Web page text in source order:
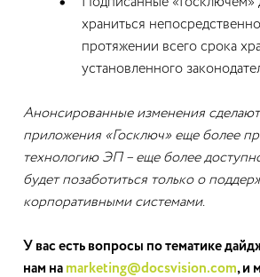
храниться
протяжении всего срока
установленного
Анонсированные изменения
приложения «Госключ» еще более
технологию ЭП – еще более
будет позаботиться только о
корпоративными системами.
У вас есть вопросы по тематике
нам на marketing@docsvision.com, и